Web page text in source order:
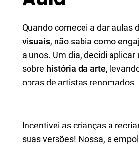
Quando comecei a dar aulas
visuais, não sabia como
alunos. Um dia, decidi aplicar
sobre história da arte,
obras de artistas renomados.
Incentivei as crianças a
suas versões! Nossa, a